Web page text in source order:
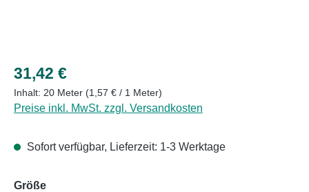
Regulärer Preis:
31,42 €
Inhalt: 20 Meter (1,57 € / 1 Meter)
Preise inkl. MwSt. zzgl. Versandkosten
Sofort verfügbar, Lieferzeit: 1-3 Werktage
Größeauswählen